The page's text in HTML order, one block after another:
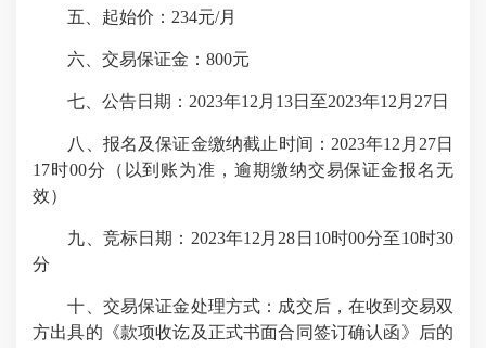
五、起始价：234元/月
六、交易保证金：800元
七、公告日期：2023年12月13日至2023年12月27日
八、报名及保证金缴纳截止时间：2023年12月27日
17时00分（以到账为准，逾期缴纳交易保证金报名无
效）
九、竞标日期：2023年12月28日10时00分至10时30
分
十、交易保证金处理方式：成交后，在收到交易双
方出具的《款项收讫及正式书面合同签订确认函》后的